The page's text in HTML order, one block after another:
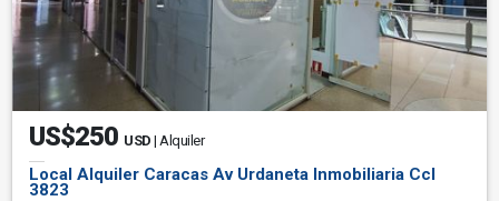
US$250 USD | Alquiler
Local Alquiler Caracas Av Urdaneta Inmobiliaria Ccl
3823